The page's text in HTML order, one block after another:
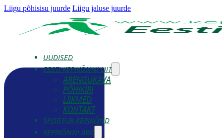
Liigu põhisisu juurde Liigu jaluse juurde
UUDISED
EESTI KEPIKÕNNI LIIT
ARENGUKAVA
PÕHIKIRI
LIIKMED
KONTAKT
SPORTLIK KEPIKÕND
KEPIKÕNNI ABC